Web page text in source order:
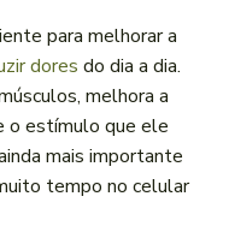
para melhorar a
dores do dia a dia.
melhora a
o estímulo que ele
mais importante
tempo no celular